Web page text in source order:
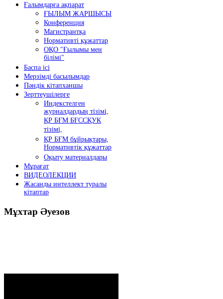
Ғалымдарға ақпарат
ҒЫЛЫМ ЖАРШЫСЫ
Конференция
Магистрантқа
Нормативті құжаттар
ОҚО "Ғылымы мен
білімі"
Баспа ісі
Мерзімді басылымдар
Пәндік кітапханшы
Зерттеушілерге
Индекстелген
журналдардың тізімі,
ҚР БҒМ БҒССҚУК
тізімі,
ҚР БҒМ бұйрықтары,
Нормативтік құжаттар
Оқыту материалдары
Мұрағат
ВИДЕОЛЕКЦИИ
Жасанды интеллект туралы
кітаптар
Мұхтар Әуезов